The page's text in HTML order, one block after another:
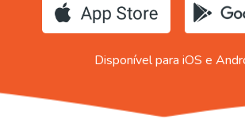
Disponível para iOS e